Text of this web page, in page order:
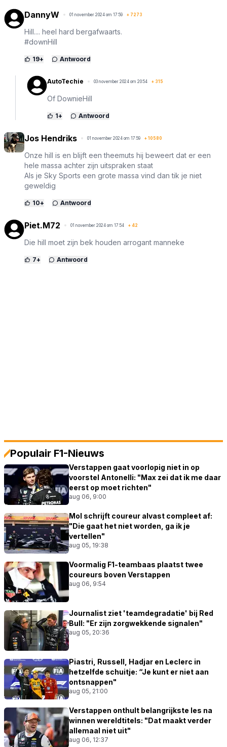
DannyW 01 november 2024 om 17:59 + 7273
Hill.... heel hard bergafwaarts.
#downHill
19+ Antwoord
AutoTechie 03 november 2024 om 20:54 + 315
Of DownieHill
1+ Antwoord
Jos Hendriks 01 november 2024 om 17:59 + 10580
Onze hill is en blijft een theemuts hij beweert dat er een
hele massa achter zijn uitspraken staat
Als je Sky Sports een grote massa vind dan tik je niet
geweldig
10+ Antwoord
Piet.M72 01 november 2024 om 17:54 + 42
Die hill moet zijn bek houden arrogant manneke
7+ Antwoord
Populair F1-Nieuws
Verstappen gaat voorlopig niet in op
voorstel Antonelli: "Max zei dat ik me daar
eerst op moet richten"
aug 06, 9:00
Mol schrijft coureur alvast compleet af:
"Die gaat het niet worden, ga ik je
vertellen"
aug 05, 19:38
Voormalig F1-teambaas plaatst twee
coureurs boven Verstappen
aug 06, 9:54
Journalist ziet 'teamdegradatie' bij Red
Bull: "Er zijn zorgwekkende signalen"
aug 05, 20:36
Piastri, Russell, Hadjar en Leclerc in
hetzelfde schuitje: “Je kunt er niet aan
ontsnappen"
aug 05, 21:00
Verstappen onthult belangrijkste les na
winnen wereldtitels: "Dat maakt verder
allemaal niet uit"
aug 06, 12:37